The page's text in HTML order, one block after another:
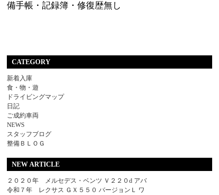
備手帳・記録簿・修復歴無し
CATEGORY
新着入庫
食・物・遊
ドライビングマップ
日記
ご成約車両
NEWS
スタッフブログ
整備ＢＬＯＧ
NEW ARTICLE
２０２０年 メルセデス・ベンツ Ｖ２２０d アバ
令和７年 レクサス ＧＸ５５０ バージョンＬ ワ